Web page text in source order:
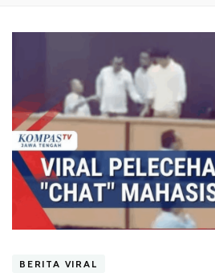
BERITA VIRAL